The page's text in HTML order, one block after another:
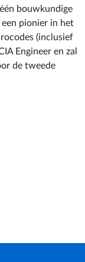
bouwkundige
een pionier in het
(inclusief
Engineer en zal
de tweede